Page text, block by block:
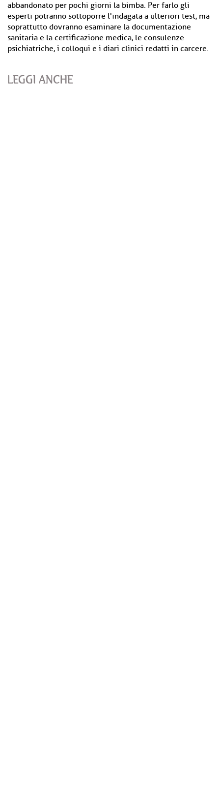
abbandonato per pochi giorni la bimba. Per farlo gli
esperti potranno sottoporre l'indagata a ulteriori test, ma
soprattutto dovranno esaminare la documentazione
sanitaria e la certificazione medica, le consulenze
psichiatriche, i colloqui e i diari clinici redatti in carcere.
LEGGI ANCHE